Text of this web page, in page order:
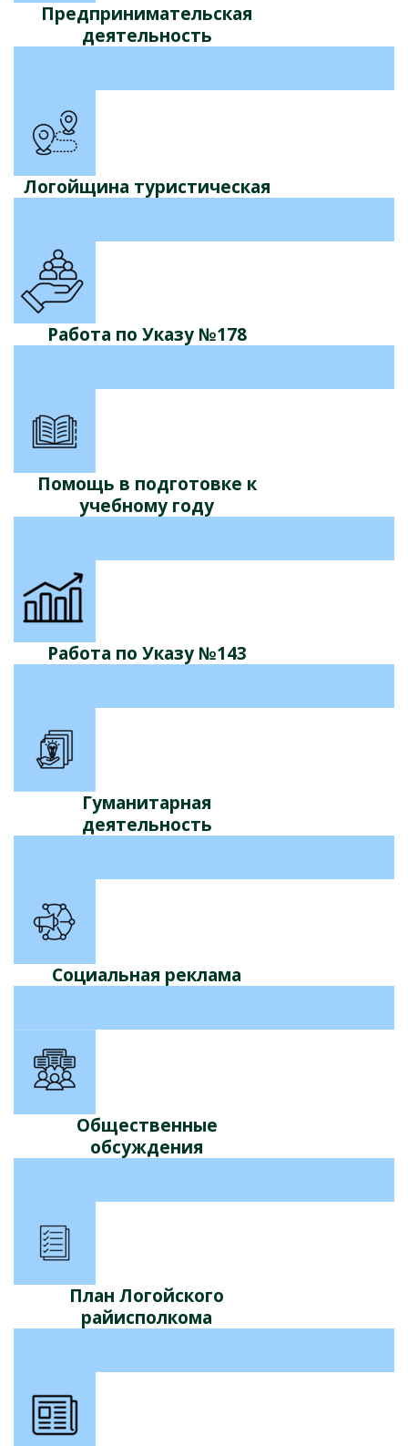
Предпринимательская
деятельность
Логойщина туристическая
Работа по Указу №178
Помощь в подготовке к
учебному году
Работа по Указу №143
Гуманитарная
деятельность
Социальная реклама
Общественные
обсуждения
План Логойского
райисполкома